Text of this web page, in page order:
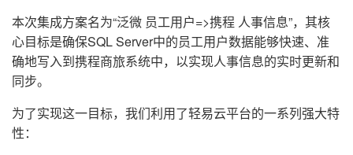
本次集成方案名为“泛微 员工用户=>携程 人事信息”，其核
心目标是确保SQL Server中的员工用户数据能够快速、准
确地写入到携程商旅系统中，以实现人事信息的实时更新和
同步。
为了实现这一目标，我们利用了轻易云平台的一系列强大特
性：